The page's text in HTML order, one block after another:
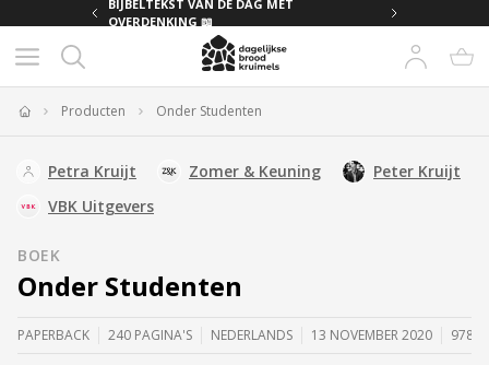
BIJBELTEKST VAN DE DAG MET
OVERDENKING 📖
Producten Onder Studenten
Petra Kruijt Zomer & Keuning
Peter Kruijt
VBK Uitgevers
BOEK
Onder Studenten
PAPERBACK 240 PAGINA'S NEDERLANDS 13 NOVEMBER 2020